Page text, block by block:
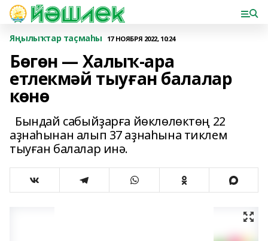
Яңылыҡтар таҫмаһы 17 НОЯБРЯ 2022, 10:24
Бөгөн — Халыҡ-ара
етлекмәй тыуған балалар
көнө
Бындай сабыйҙарға йөклөлөктөң 22
аҙнаһынан алып 37 аҙнаһына тиклем
тыуған балалар инә.